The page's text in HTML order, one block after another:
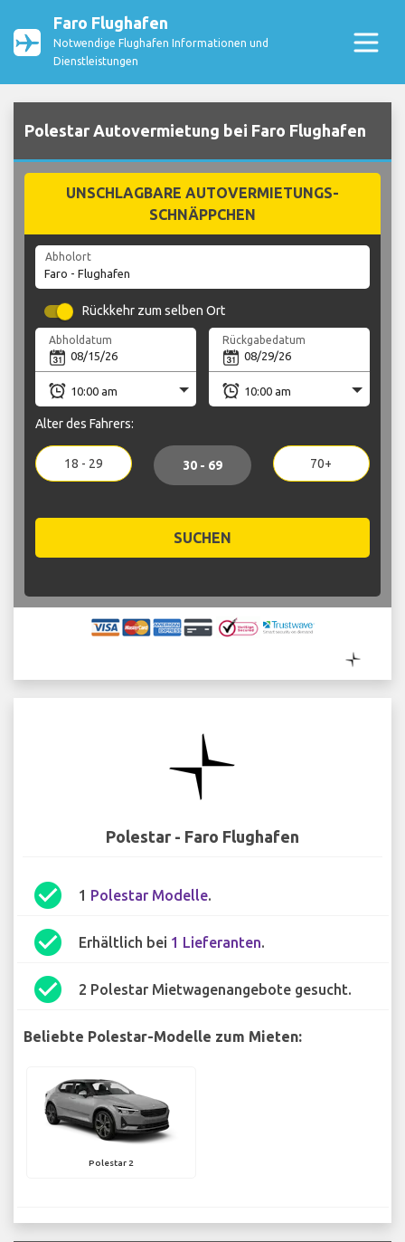
Faro Flughafen
Notwendige Flughafen Informationen und
Dienstleistungen
Polestar Autovermietung bei Faro Flughafen
UNSCHLAGBARE AUTOVERMIETUNGS-
SCHNÄPPCHEN
Abholort
Rückkehr zum selben Ort
Abholdatum Rückgabedatum
Alter des Fahrers:
18 - 29 30 - 69 70+
SUCHEN
Polestar - Faro Flughafen
check_circle 1 Polestar Modelle.
check_circle Erhältlich bei 1 Lieferanten.
check_circle 2 Polestar Mietwagenangebote gesucht.
Beliebte Polestar-Modelle zum Mieten:
Polestar 2